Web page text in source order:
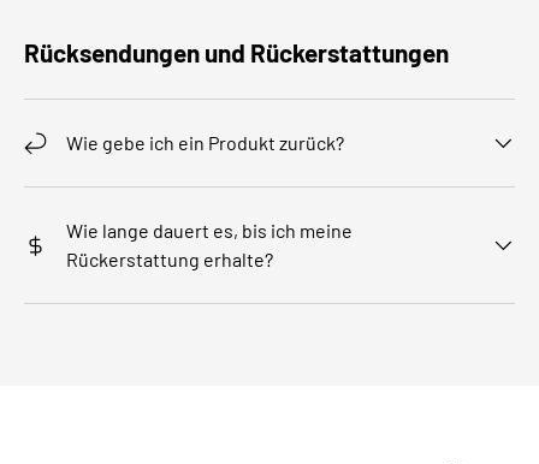
Rücksendungen und Rückerstattungen
Wie gebe ich ein Produkt zurück?
Wie lange dauert es, bis ich meine
Rückerstattung erhalte?